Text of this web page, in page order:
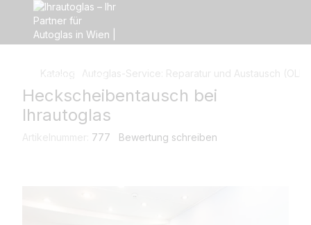
Katalog Autoglas-Service: Reparatur und Austausch (OLD)
Heckscheibentausch bei
Ihrautoglas
Artikelnummer: 777 Bewertung schreiben